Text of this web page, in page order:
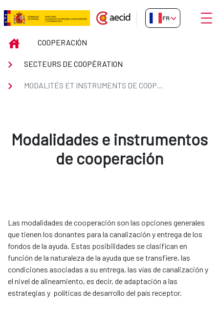
Saut au contenu principal
MODALITÉS ET INSTRUMENTS
FR-FR
INICIOCOOPERACIÓN
SECTEURS DE COOPÉRATION
MODALITÉS ET INSTRUMENTS DE COOPÉRATION
Modalidades e instrumentos
de cooperación
Las modalidades de cooperación son las opciones generales
que tienen los donantes para la canalización y entrega de los
fondos de la ayuda. Estas posibilidades se clasifican en
función de la naturaleza de la ayuda que se transfiere, las
condiciones asociadas a su entrega, las vías de canalización y
el nivel de alineamiento, es decir, de adaptación a las
estrategias y políticas de desarrollo del país receptor.